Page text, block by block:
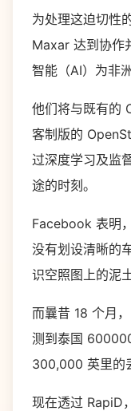
为处理这迫切性
Maxar 达到协作
智能（AI）为非
他们将与既有的
客制版的
过深度学习及监
途的时刻。
Facebook 表明
没有划设清晰的
识空照图上的泥
而曩昔 18 个月
测到泰国
300,000 英里的
现在透过 RapiD